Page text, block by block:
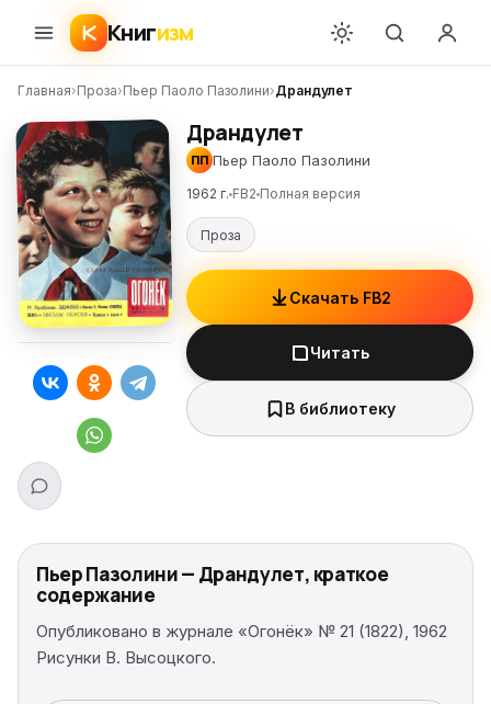
Книгизм
Главная›Проза›Пьер Паоло Пазолини›Драндулет
Драндулет
ПП Пьер Паоло Пазолини
1962 г. FB2 Полная версия
Проза
Скачать FB2
Читать
В библиотеку
Пьер Пазолини — Драндулет, краткое
содержание
Опубликовано в журнале «Огонёк» № 21 (1822), 1962
Рисунки В. Высоцкого.